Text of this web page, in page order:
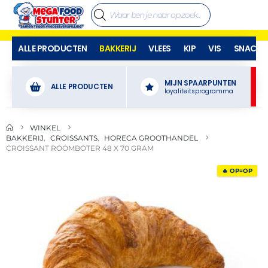
ALLE PRODUCTEN BAKKERIJ VLEES KIP VIS SNACKS
ALLE PRODUCTEN MIJN SPAARPUNTEN
loyaliteitsprogramma
WINKEL
BAKKERIJ
CROISSANTS
HORECA GROOTHANDEL
CROISSANT ROOMBOTER 48 X 70 GRAM
🔥 OP=OP